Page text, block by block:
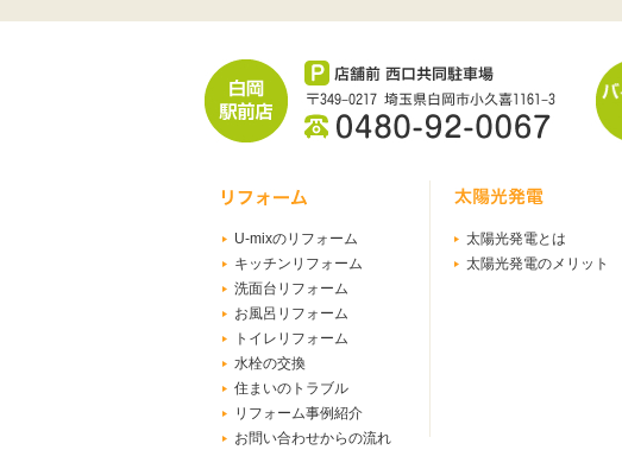
U-mixのリフォーム
キッチンリフォーム
洗面台リフォーム
お風呂リフォーム
トイレリフォーム
水栓の交換
住まいのトラブル
リフォーム事例紹介
お問い合わせからの流れ
太陽光発電とは
太陽光発電のメリット